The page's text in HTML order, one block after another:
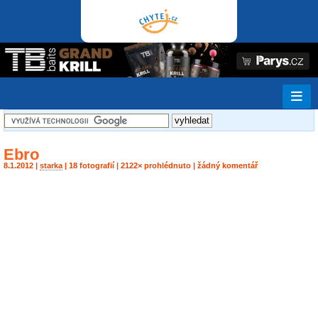
Ebro
8.1.2012 | starka | 18 fotografií | 2122× prohlédnuto | žádný komentář